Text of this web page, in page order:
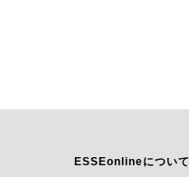
ESSEonlineについて